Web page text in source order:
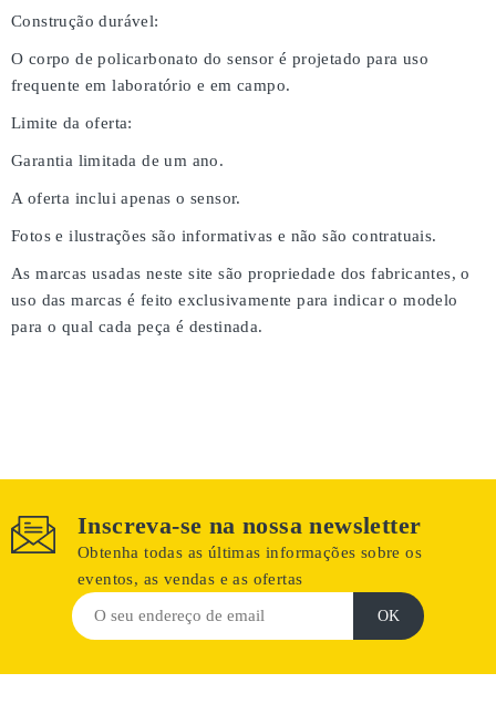
Construção durável:
O corpo de policarbonato do sensor é projetado para uso
frequente em laboratório e em campo.
Limite da oferta:
Garantia limitada de um ano.
A oferta inclui apenas o sensor.
Fotos e ilustrações são informativas e não são contratuais.
As marcas usadas neste site são propriedade dos fabricantes, o
uso das marcas é feito exclusivamente para indicar o modelo
para o qual cada peça é destinada.
Inscreva-se na nossa newsletter
Obtenha todas as últimas informações sobre os
eventos, as vendas e as ofertas